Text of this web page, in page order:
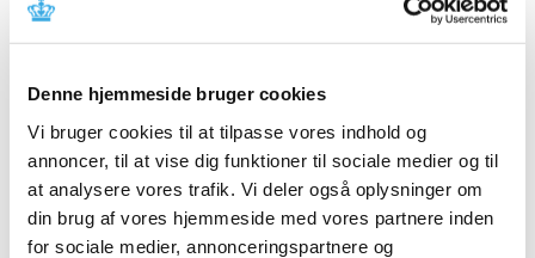
Denne hjemmeside bruger cookies
Vi bruger cookies til at tilpasse vores indhold og
annoncer, til at vise dig funktioner til sociale medier og til
at analysere vores trafik. Vi deler også oplysninger om
din brug af vores hjemmeside med vores partnere inden
for sociale medier, annonceringspartnere og
than the previous year. Moreover, approximately 332,000
units of red blood cells (erythrocytes) were used in
You can read more in the annual blood product report (in
Danish only) via the link in the factbox to the right.
The blood product report is published based on figures
from Danish blood centres and the Blood-donors in
Denmark.